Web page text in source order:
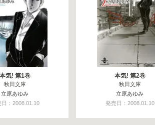
本気! 第1巻
秋田文庫
立原あゆみ
日：2008.01.10
本気! 第2巻
秋田文庫
立原あゆみ
発売日：2008.01.10